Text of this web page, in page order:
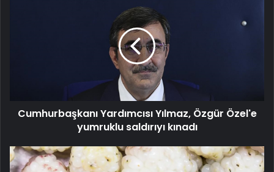
Cumhurbaşkanı Yardımcısı Yılmaz, Özgür Özel'e
yumruklu saldırıyı kınadı
Bir
avuç